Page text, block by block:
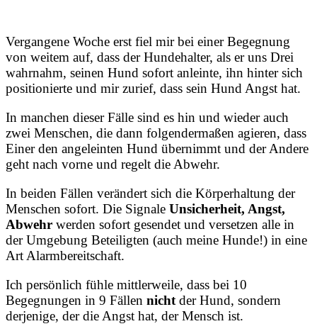
Vergangene Woche erst fiel mir bei einer Begegnung
von weitem auf, dass der Hundehalter, als er uns Drei
wahrnahm, seinen Hund sofort anleinte, ihn hinter sich
positionierte und mir zurief, dass sein Hund Angst hat.
In manchen dieser Fälle sind es hin und wieder auch
zwei Menschen, die dann folgendermaßen agieren, dass
Einer den angeleinten Hund übernimmt und der Andere
geht nach vorne und regelt die Abwehr.
In beiden Fällen verändert sich die Körperhaltung der
Menschen sofort. Die Signale Unsicherheit, Angst,
Abwehr werden sofort gesendet und versetzen alle in
der Umgebung Beteiligten (auch meine Hunde!) in eine
Art Alarmbereitschaft.
Ich persönlich fühle mittlerweile, dass bei 10
Begegnungen in 9 Fällen nicht der Hund, sondern
derjenige, der die Angst hat, der Mensch ist.